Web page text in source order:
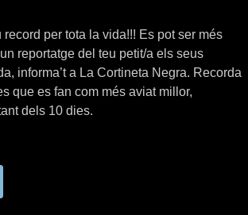
record per tota la vida!!! Es pot ser més
reportatge del teu petit/a els seus
informa’t a La Cortineta Negra. Recorda
que es fan com més aviat millor,
dels 10 dies.